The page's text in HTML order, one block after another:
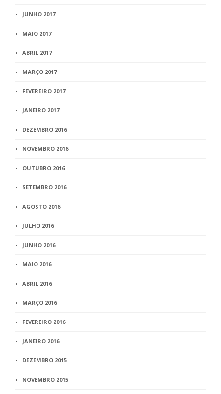
JUNHO 2017
MAIO 2017
ABRIL 2017
MARÇO 2017
FEVEREIRO 2017
JANEIRO 2017
DEZEMBRO 2016
NOVEMBRO 2016
OUTUBRO 2016
SETEMBRO 2016
AGOSTO 2016
JULHO 2016
JUNHO 2016
MAIO 2016
ABRIL 2016
MARÇO 2016
FEVEREIRO 2016
JANEIRO 2016
DEZEMBRO 2015
NOVEMBRO 2015